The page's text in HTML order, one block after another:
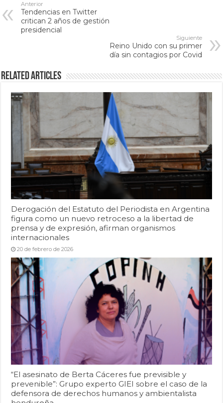
Anterior
Tendencias en Twitter
critican 2 años de gestión
presidencial
Siguiente
Reino Unido con su primer
día sin contagios por Covid
Related Articles
Derogación del Estatuto del Periodista en Argentina
figura como un nuevo retroceso a la libertad de
prensa y de expresión, afirman organismos
internacionales
20 de febrero de 2026
“El asesinato de Berta Cáceres fue previsible y
prevenible”: Grupo experto GIEI sobre el caso de la
defensora de derechos humanos y ambientalista